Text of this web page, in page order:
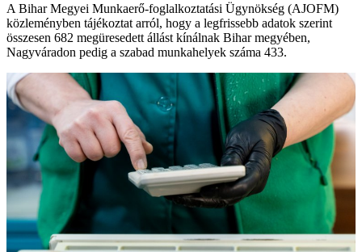
A Bihar Megyei Munkaerő-foglalkoztatási Ügynökség (AJOFM)
közleményben tájékoztat arról, hogy a legfrissebb adatok szerint
összesen 682 megüresedett állást kínálnak Bihar megyében,
Nagyváradon pedig a szabad munkahelyek száma 433.